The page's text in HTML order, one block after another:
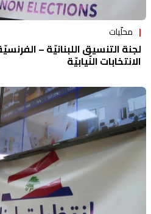
محلّيات
لجنة التنسيق اللبنانيّة –
الانتخابات النّيابيّة